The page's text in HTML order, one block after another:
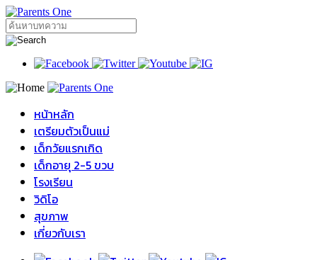
หน้าหลัก
เตรียมตัวเป็นแม่
เด็กวัยแรกเกิด
เด็กอายุ 2-5 ขวบ
โรงเรียน
วิดิโอ
สุขภาพ
เกี่ยวกับเรา